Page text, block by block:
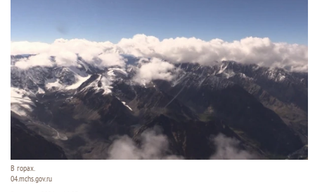
В горах.
04.mchs.gov.ru